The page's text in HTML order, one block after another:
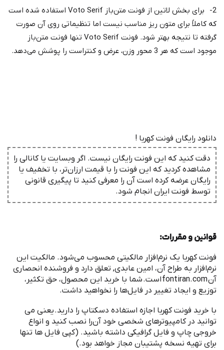
2- برای بخش لاتین از فونت متن‌باز Voto Serif استفاده شده است
که کاملاً برای متون ریز مناسب نیست اما تنظیماتی روی آن صورت
گرفته تا نتیجه بهتر شود. فونت Voto Serif تنها فونت متن‌باز
موجود است که هر 3 محور وزن، عرض و کنتراست را پوشش می‌دهد.
دانلود رایگان فونت کهربا !
دقت کنید که این فونت رایگان نیست. اگر وبسایت یا کانالی را
مشاهده کردید که این فونت را با قیمت ارزان‌تر، با تخفیف یا
رایگان عرضه کرده است آن را معرفی کنید تا پیگیری قانونی
توسط فونت ‌ایران انجام شود.
قوانین و مقررات:
‌فونت کهربا یک نرمافزار مالکیتی محسوب میشود. مالکیت این
نرمافزار به طراح آن، امین عابدی, تعلق دارد و فروشنده انحصاری
آنfontiran.comاست.شما با خرید این محصول، حق تکثیر،
توزیع و ایجاد تغییر در فایلها را نخواهید داشت.
با خرید ‌فونت کهربا اجازه استفاده دسکتاپ را دارید.یعنی می
توانید در کامپیوترهای شخصی خود آنرا نصب کنید و انواع
خروجی چاپ و فایل گرافیکی داشته باشید. (کپی فایل ها تنها
برای تهیه نسخه پشتیبان مجاز خواهد بود.)